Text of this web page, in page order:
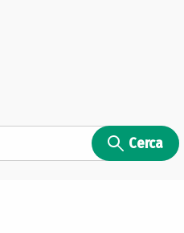
Cerca